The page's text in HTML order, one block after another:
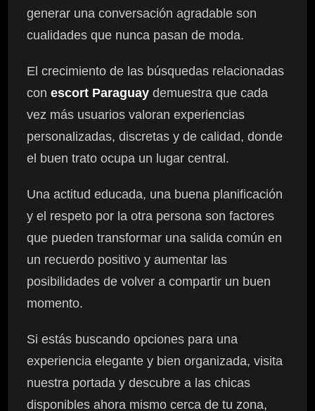
generar una conversación agradable son
cualidades que nunca pasan de moda.
El crecimiento de las búsquedas relacionadas
con escort Paraguay demuestra que cada
vez más usuarios valoran experiencias
personalizadas, discretas y de calidad, donde
el buen trato ocupa un lugar central.
Una actitud educada, una buena planificación
y el respeto por la otra persona son factores
que pueden transformar una salida común en
un recuerdo positivo y aumentar las
posibilidades de volver a compartir un buen
momento.
Si estás buscando opciones para una
experiencia elegante y bien organizada, visita
nuestra portada y descubre a las chicas
disponibles ahora mismo cerca de tu zona,